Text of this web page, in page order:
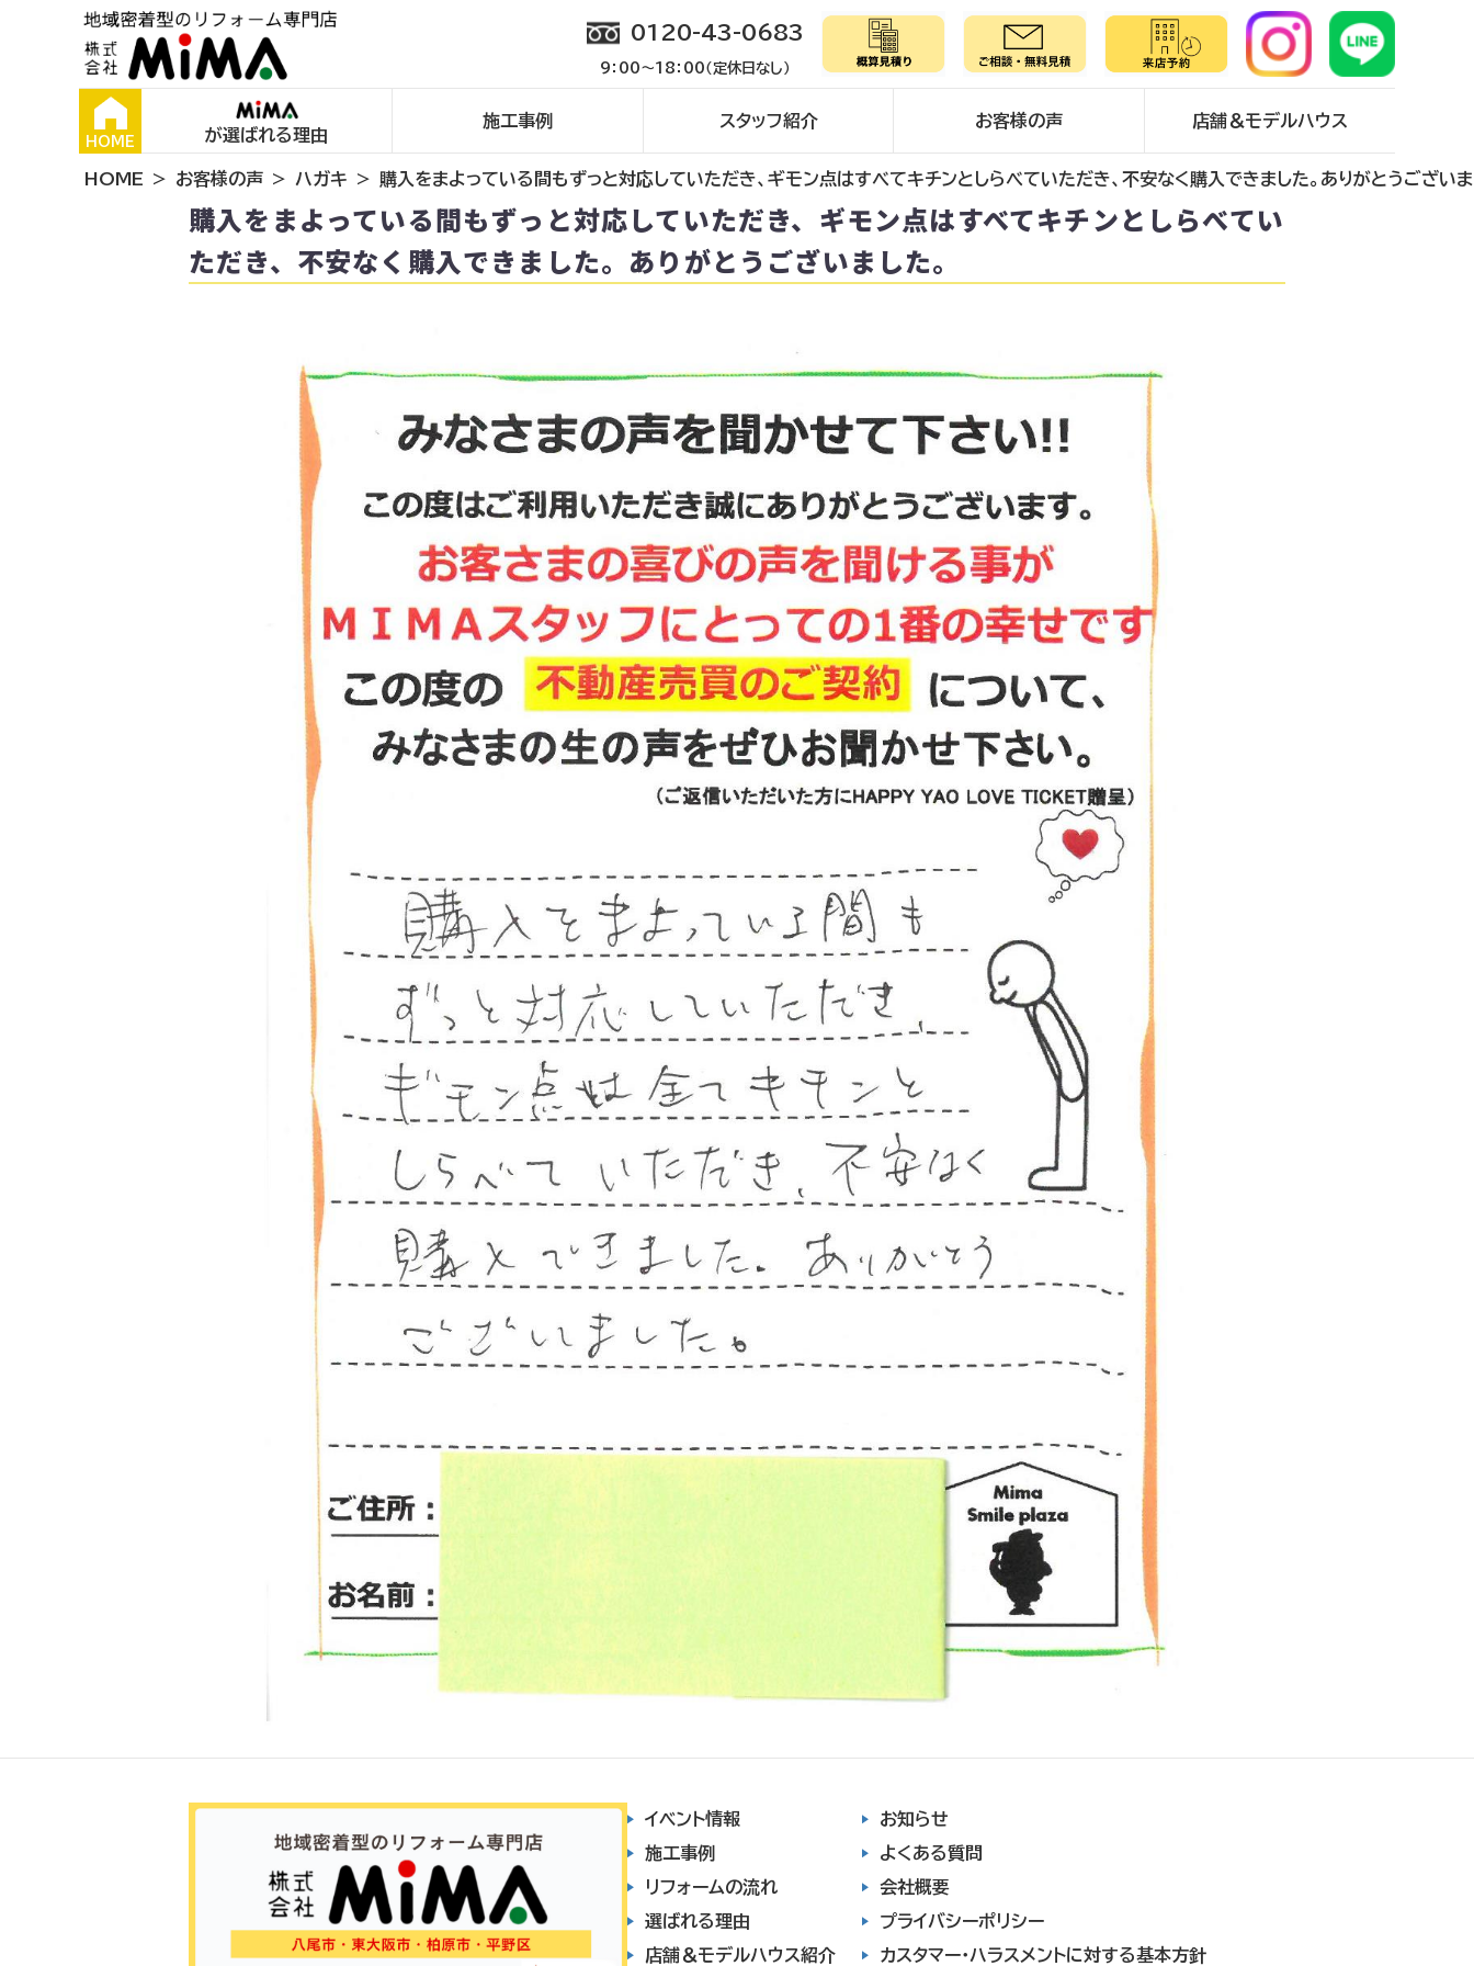
0120-43-0683
9：00～18：00（定休日なし）
HOME が選ばれる理由
施工事例 スタッフ紹介 お客様の声 店舗＆モデルハウス
HOME お客様の声 ハガキ 購入をまよっている間もずっと対応していただき、ギモン点はすべてキチンとしらべていただき、不安なく購入できました。ありがとうございま
購入をまよっている間もずっと対応していただき、ギモン点はすべてキチンとしらべてい
ただき、不安なく購入できました。ありがとうございました。
イベント情報
施工事例
リフォームの流れ
選ばれる理由
店舗＆モデルハウス紹介
お知らせ
よくある質問
会社概要
プライバシーポリシー
カスタマー・ハラスメントに対する基本方針